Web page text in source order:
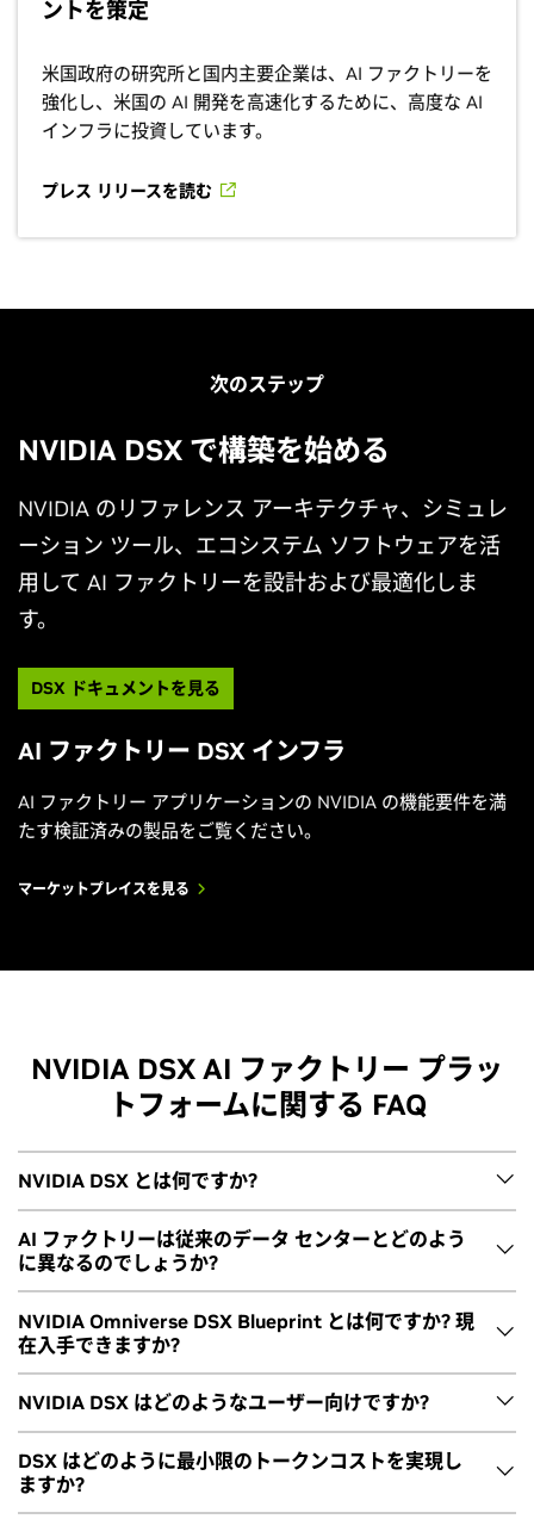
ントを策定
米国政府の研究所と国内主要企業は、AI ファクトリーを
強化し、米国の AI 開発を高速化するために、高度な AI
インフラに投資しています。
プレス リリースを読む
を最大限の効率で稼働させます
動画を見る
高効率な AI インフラの構築と運用の秘密
動画を見る
次のステップ
NVIDIA DSX で構築を始める
NVIDIA のリファレンス アーキテクチャ、シミュレ
ーション ツール、エコシステム ソフトウェアを活
用して AI ファクトリーを設計および最適化しま
す。
DSX ドキュメントを見る
AI ファクトリー DSX インフラ
AI ファクトリー アプリケーションの NVIDIA の機能要件を満
たす検証済みの製品をご覧ください。
マーケットプレイスを見る
NVIDIA DSX AI ファクトリー プラッ
トフォームに関する FAQ
NVIDIA DSX とは何ですか?
NVIDIA DSX は、NVIDIA の AI ファクトリー規模のプラット
フォームです。 設計、シミュレーション、運用、エコシステ
ム テクノロジを統合し、パートナーがトークン コストを最小
限に抑えるよう最適化された AI ファクトリーを構築できるよ
う支援します。DSX は、チップとシステム、インフラ ソフト
ウェア、施設、パートナーのテクノロジーにまたがり、AI フ
ァクトリーがワットあたりにより多くのトークンを生成でき
るようにします。
これには、DSX リファレンス デザイン、DSX Sim、DSX
AI ファクトリーは従来のデータ センターとどのよう
に異なるのでしょうか?
AI ファクトリーは、AI ワークロード向けに構築され、推論パ
フォーマンス、エネルギー効率、およびトークン コストの最
小化に重点を置いています。NVIDIA DSX AI ファクトリー
は、サイロ化されたコンポーネントから構築されることが多
い従来のデータ センターとは異なり、チップ、システム、ネ
ットワーク、インフラ ソフトウェア、電力、冷却、運用にわ
たる統合システムとして共同設計されています。
NVIDIA Omniverse DSX Blueprint とは何ですか? 現
在入手できますか?
NVIDIA Omniverse DSX Blueprint は、大規模な AI ファクト
リーの設計と運用のためのオープンで包括的なフレームワー
クです。 これは build.nvidia.com で一般的に入手可能であ
り、NVIDIA Vera Rubin DSX AI Factory のリファレンス デザ
イン
と完全な互換性があります。
NVIDIA DSX はどのようなユーザー向けですか?
NVIDIA DSX は、NVIDIA クラウド パートナー (NCP)、ソブリ
ン クラウド、土地/電力/シェル (LPS) プロバイダー、電力およ
び冷却機器のメーカー、設計、シミュレーション、施設運用
DSX はどのように最小限のトークンコストを実現し
ますか?